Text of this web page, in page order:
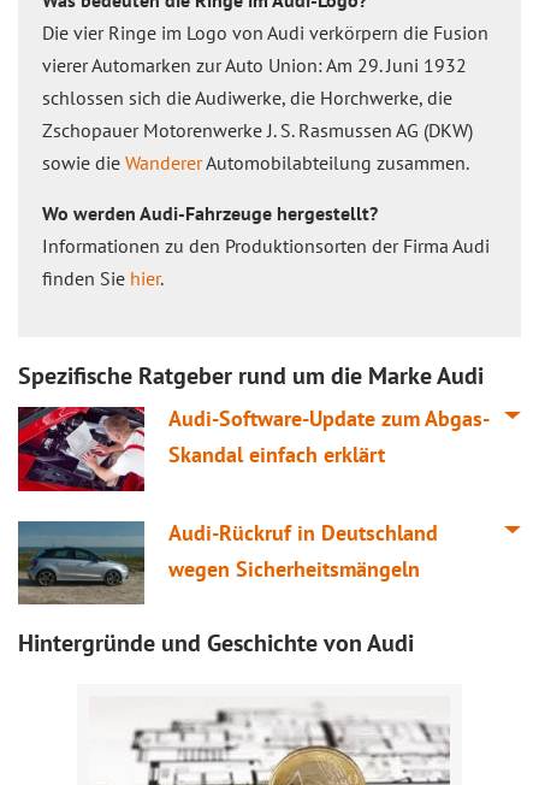
Die vier Ringe im Logo von Audi verkörpern die Fusion
vierer Automarken zur Auto Union: Am 29. Juni 1932
schlossen sich die Audiwerke, die Horchwerke, die
Zschopauer Motorenwerke J. S. Rasmussen AG (DKW)
sowie die WandererAutomobilabteilung zusammen.
Wo werden Audi-Fahrzeuge hergestellt?
Informationen zu den Produktionsorten der Firma Audi
finden Sie hier.
Spezifische Ratgeber rund um die Marke Audi
Audi-Software-Update zum Abgas-
Skandal einfach erklärt
Audi-Rückruf in Deutschland
wegen Sicherheitsmängeln
Hintergründe und Geschichte von Audi